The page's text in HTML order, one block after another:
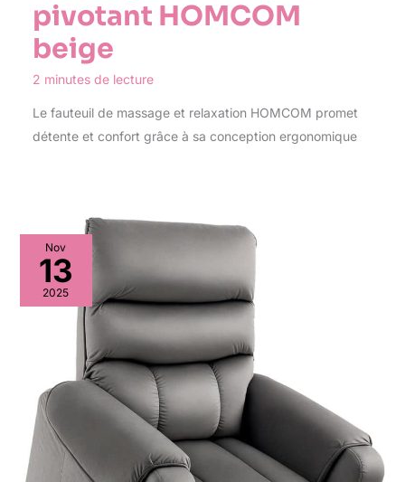
pivotant HOMCOM
beige
2 minutes de lecture
Le fauteuil de massage et relaxation HOMCOM promet
détente et confort grâce à sa conception ergonomique
Nov
13
2025